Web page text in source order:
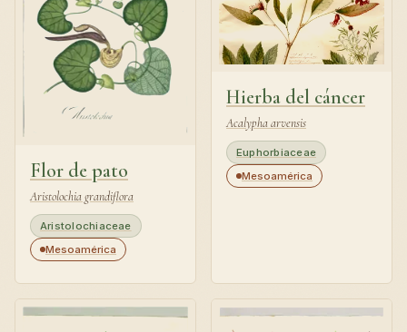
Flor de pato
Aristolochia grandiflora
Aristolochiaceae
Mesoamérica
Hierba del cáncer
Acalypha arvensis
Euphorbiaceae
Mesoamérica